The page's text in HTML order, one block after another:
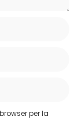
per la